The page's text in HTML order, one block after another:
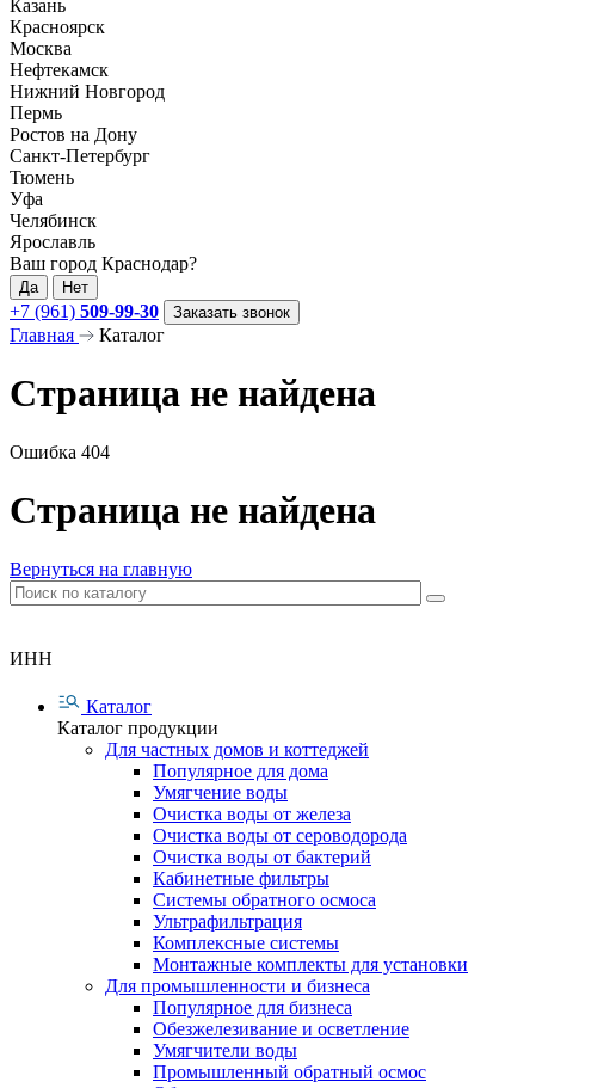
Казань
Красноярск
Москва
Нефтекамск
Нижний Новгород
Пермь
Ростов на Дону
Санкт-Петербург
Тюмень
Уфа
Челябинск
Ярославль
Ваш город Краснодар?
Да Нет
+7 (961) 509-99-30 Заказать звонок
Главная Каталог
Страница не найдена
Ошибка 404
Страница не найдена
Вернуться на главную
ИНН
Каталог
Каталог продукции
Для частных домов и коттеджей
Популярное для дома
Умягчение воды
Очистка воды от железа
Очистка воды от сероводорода
Очистка воды от бактерий
Кабинетные фильтры
Системы обратного осмоса
Ультрафильтрация
Комплексные системы
Монтажные комплекты для установки
Для промышленности и бизнеса
Популярное для бизнеса
Обезжелезивание и осветление
Умягчители воды
Промышленный обратный осмос